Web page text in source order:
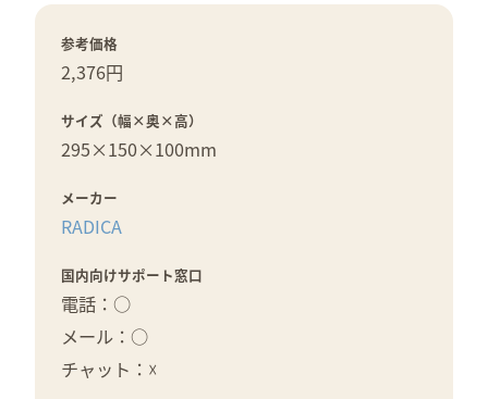
参考価格
2,376円
サイズ（幅×奥×高）
295×150×100mm
メーカー
RADICA
国内向けサポート窓口
電話：○
メール：○
チャット：☓